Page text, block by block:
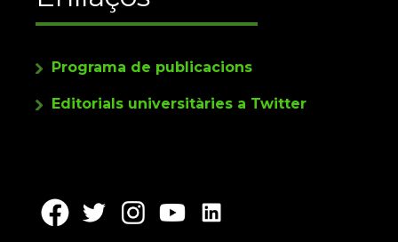
Programa de publicacions
Editorials universitàries a Twitter